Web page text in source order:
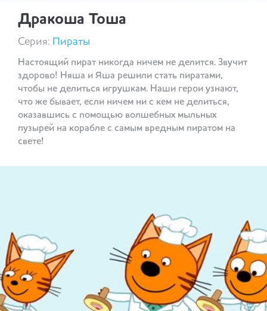
Дракоша Тоша
Серия: Пираты
Настоящий пират никогда ничем не делится. Звучит
здорово! Няша и Яша решили стать пиратами,
чтобы не делиться игрушкам. Наши герои узнают,
что же бывает, если ничем ни с кем не делиться,
оказавшись с помощью волшебных мыльных
пузырей на корабле с самым вредным пиратом на
свете!